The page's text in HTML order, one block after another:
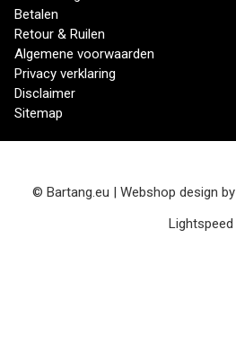
Betalen
Retour & Ruilen
Algemene voorwaarden
Privacy verklaring
Disclaimer
Sitemap
© Bartang.eu | Webshop design by
Lightspeed